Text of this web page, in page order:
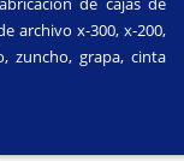
archivo x-300, x-200,
zuncho, grapa, cinta